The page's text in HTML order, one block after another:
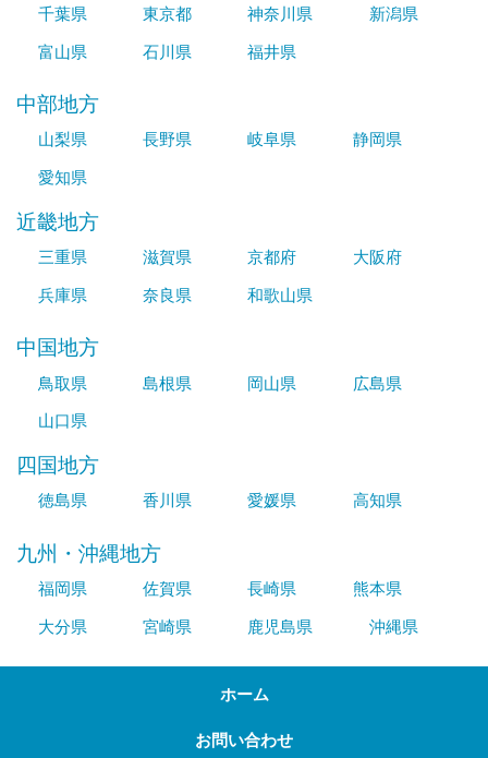
千葉県
東京都 神奈川県
新潟県
富山県
石川県 福井県
中部地方
山梨県 長野県 岐阜県
静岡県
愛知県
近畿地方
三重県 滋賀県 京都府
大阪府
兵庫県
奈良県 和歌山県
中国地方
鳥取県 島根県 岡山県
広島県
山口県
四国地方
徳島県 香川県 愛媛県 高知県
九州・沖縄地方
福岡県 佐賀県 長崎県
熊本県
大分県
宮崎県 鹿児島県 沖縄県
ホーム
お問い合わせ